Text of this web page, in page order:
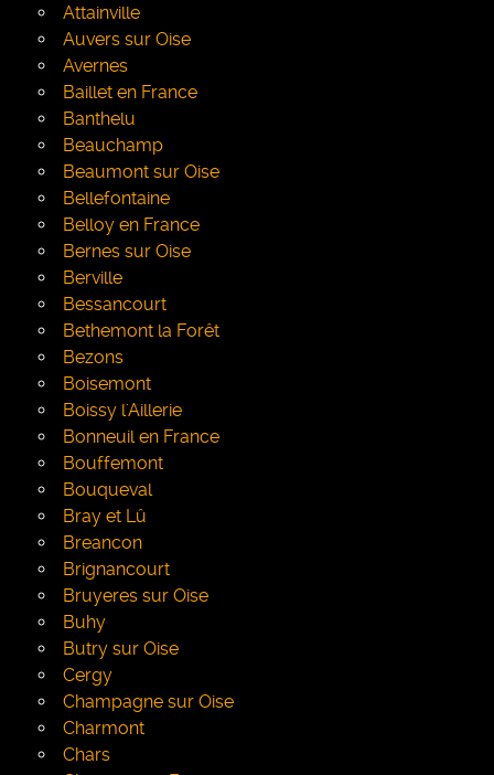
Attainville
Auvers sur Oise
Avernes
Baillet en France
Banthelu
Beauchamp
Beaumont sur Oise
Bellefontaine
Belloy en France
Bernes sur Oise
Berville
Bessancourt
Bethemont la Forêt
Bezons
Boisemont
Boissy l'Aillerie
Bonneuil en France
Bouffemont
Bouqueval
Bray et Lû
Breancon
Brignancourt
Bruyeres sur Oise
Buhy
Butry sur Oise
Cergy
Champagne sur Oise
Charmont
Chars